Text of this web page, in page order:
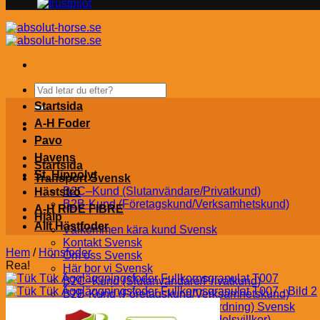
Sök
efter:
Startsida
Transport Svensk
B2C–Kund (Slutanvändare/Privatkund)
B2B-Kund (Företagskund/Verksamhetskund)
Hjälp
Välkommen kära kund Svensk
Kontakt Svensk
Om oss Svensk
Här bor vi Svensk
B2C–Kund (Slutanvändare/Privatkund)
B2B-Kund (Företagskund/Verksamhetskund)
GDPR (Allmän dataskyddsförordning) Svensk
Startsida
A-H Foder
Pavo
Havens
St. Hippolyt
Hästströ
A-H RIDE FIBRE
Allt Hästfoder
Hem / Hönsfoder
Rea!